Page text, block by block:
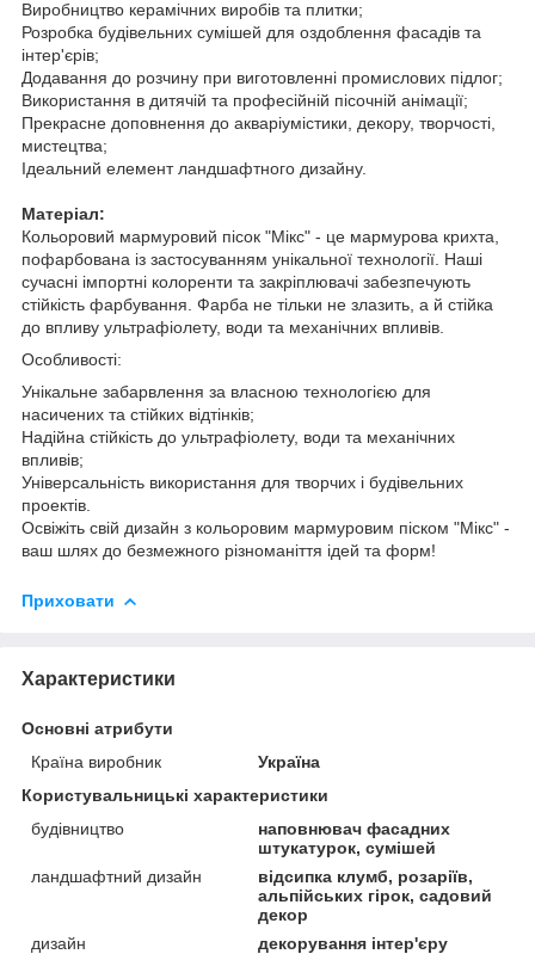
Виробництво керамічних виробів та плитки;
Розробка будівельних сумішей для оздоблення фасадів та
інтер'єрів;
Додавання до розчину при виготовленні промислових підлог;
Використання в дитячій та професійній пісочній анімації;
Прекрасне доповнення до акваріумістики, декору, творчості,
мистецтва;
Ідеальний елемент ландшафтного дизайну.
Матеріал:
Кольоровий мармуровий пісок "Мікс" - це мармурова крихта,
пофарбована із застосуванням унікальної технології. Наші
сучасні імпортні колоренти та закріплювачі забезпечують
стійкість фарбування. Фарба не тільки не злазить, а й стійка
до впливу ультрафіолету, води та механічних впливів.
Особливості:
Унікальне забарвлення за власною технологією для
насичених та стійких відтінків;
Надійна стійкість до ультрафіолету, води та механічних
впливів;
Універсальність використання для творчих і будівельних
проектів.
Освіжіть свій дизайн з кольоровим мармуровим піском "Мікс" -
ваш шлях до безмежного різноманіття ідей та форм!
Приховати
Характеристики
Основні атрибути
Країна виробник
Україна
Користувальницькі характеристики
будівництво
наповнювач фасадних
штукатурок, сумішей
ландшафтний дизайн
відсипка клумб, розаріїв,
альпійських гірок, садовий
декор
дизайн
декорування інтер'єру